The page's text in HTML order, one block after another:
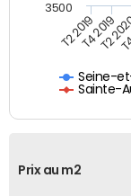
Seine-
Sainte-
T2 2019T4 2019
T2
3500
Prix au m2